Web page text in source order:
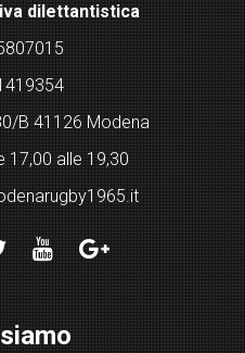
dilettantistica
B 41126 Modena
17,00 alle 19,30